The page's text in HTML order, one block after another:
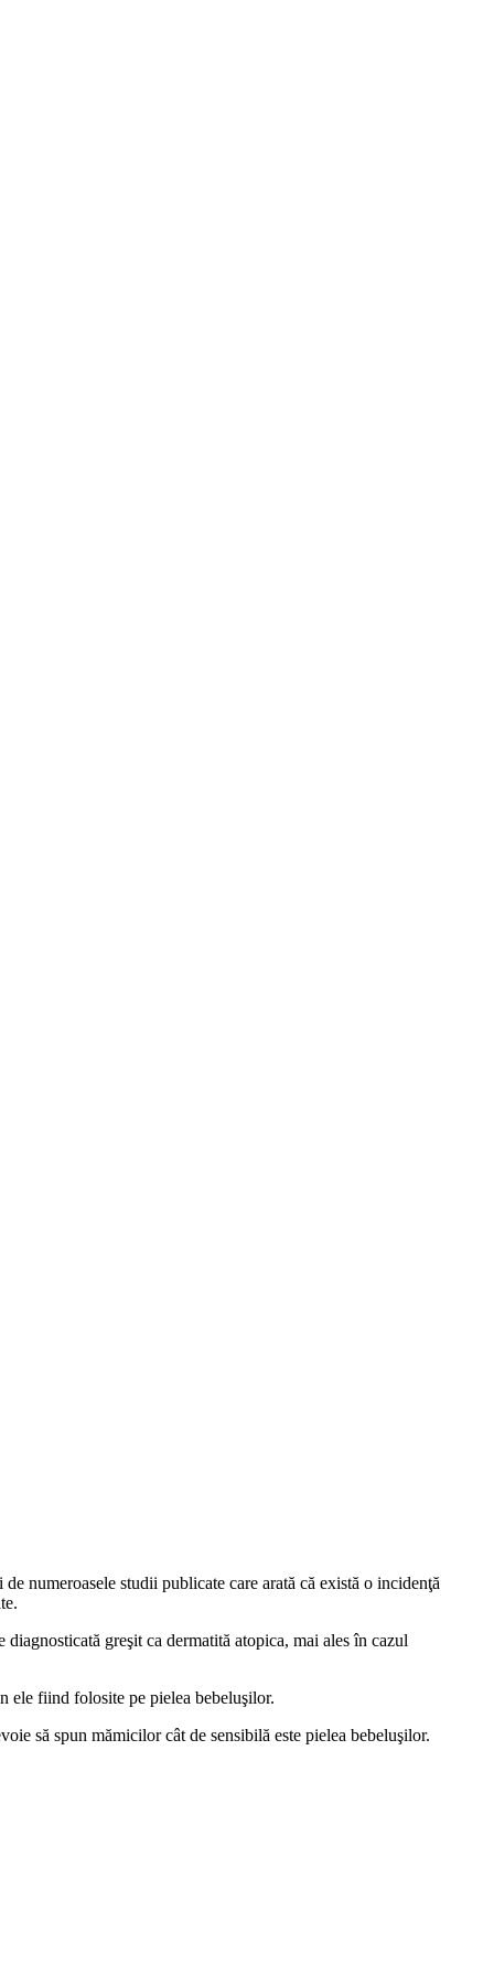
numeroasele studii publicate care arată că există o incidenţă
greşit ca dermatită atopica, mai ales în cazul
ele fiind folosite pe pielea bebeluşilor.
să spun mămicilor cât de sensibilă este pielea bebeluşilor.